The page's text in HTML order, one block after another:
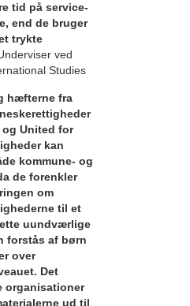
tid på service-
end de bruger
trykte
ved
Studies
hæfterne fra
United for
kan
kommune- og
de forenkler
om
til et
uundværlige
forstås af børn
over
Det
organisationer
ud til